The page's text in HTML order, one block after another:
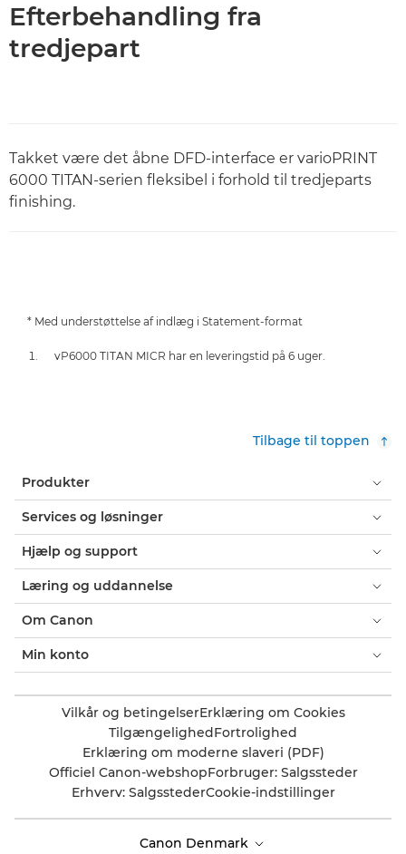
Efterbehandling fra
tredjepart
Takket være det åbne DFD-interface er varioPRINT
6000 TITAN-serien fleksibel i forhold til tredjeparts
finishing.
* Med understøttelse af indlæg i Statement-format
vP6000 TITAN MICR har en leveringstid på 6 uger.
Tilbage til toppen
Produkter
Services og løsninger
Hjælp og support
Læring og uddannelse
Om Canon
Min konto
Vilkår og betingelserErklæring om Cookies
TilgængelighedFortrolighed
Erklæring om moderne slaveri (PDF)
Officiel Canon-webshopForbruger: Salgssteder
Erhverv: SalgsstederCookie-indstillinger
Canon Denmark